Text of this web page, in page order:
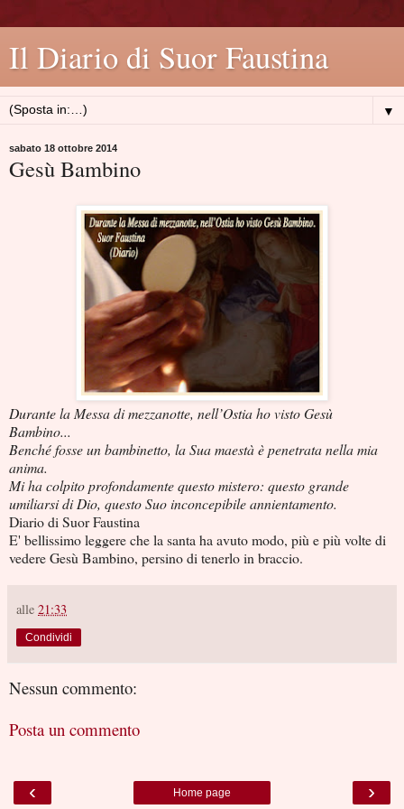
Il Diario di Suor Faustina
▼
sabato 18 ottobre 2014
Gesù Bambino
Durante la Messa di mezzanotte, nell’Ostia ho visto Gesù
Bambino...
Benché fosse un bambinetto, la Sua maestà è penetrata nella mia
anima.
Mi ha colpito profondamente questo mistero: questo grande
umiliarsi di Dio, questo Suo inconcepibile annientamento.
Diario di Suor Faustina
E' bellissimo leggere che la santa ha avuto modo, più e più volte di
vedere Gesù Bambino, persino di tenerlo in braccio.
alle 21:33
Condividi
Nessun commento:
Posta un commento
‹ ›
Home page